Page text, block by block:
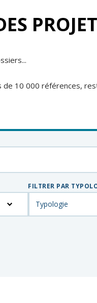
10 000 références,
FILTRER PAR